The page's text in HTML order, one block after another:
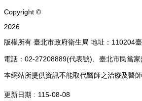
Copyright ©
2026
版權所有 臺北市政府衛生局 地址：110204
電話：02-27208889(代表號)、臺北市民當
本網站所提供資訊不能取代醫師之治療及醫
更新日期 115-08-08